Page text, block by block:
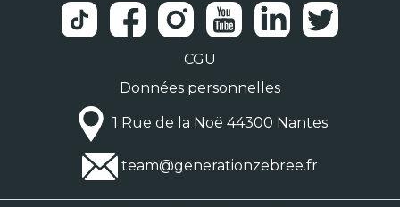
CGU
Données personnelles
1 Rue de la Noë 44300 Nantes
team@generationzebree.fr